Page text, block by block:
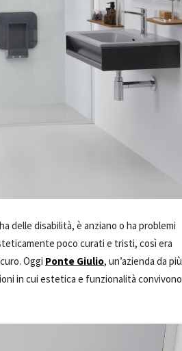
delle disabilità, è anziano o ha problemi
poco curati e tristi, così era
Oggi Ponte Giulio, un’azienda da più
in cui estetica e funzionalità convivono